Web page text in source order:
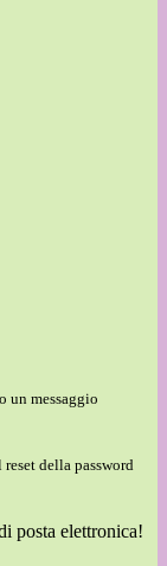
un messaggio
della password
posta elettronica!